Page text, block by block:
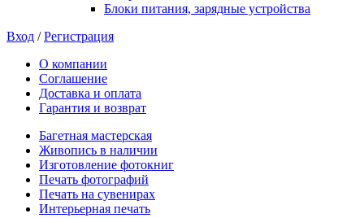
Блоки питания, зарядные устройства
Вход /Регистрация
О компании
Соглашение
Доставка и оплата
Гарантия и возврат
Багетная мастерская
Живопись в наличии
Изготовление фотокниг
Печать фотографий
Печать на сувенирах
Интерьерная печать